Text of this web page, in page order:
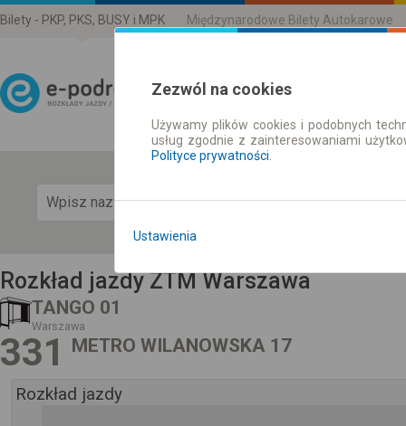
Bilety - PKP, PKS, BUSY i MPK Międzynarodowe Bilety Autokarowe
Rozkład Jazdy | Bilety
Rozkład jazdy ZTM Warszawa
TANGO 01
Warszawa
331 METRO WILANOWSKA 17
Rozkład jazdy
Zezwól na cookies
Używamy plików cookies i podobnych
usług zgodnie z zainteresowaniami
Polityce prywatności
Ustawienia